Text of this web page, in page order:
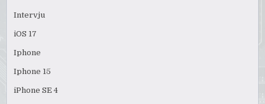
Intervju
iOS 17
Iphone
Iphone 15
iPhone SE 4